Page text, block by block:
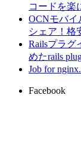
コードを楽
OCNモバイ
シェア！格
Railsプラグ
めたrails
Job for
Facebook